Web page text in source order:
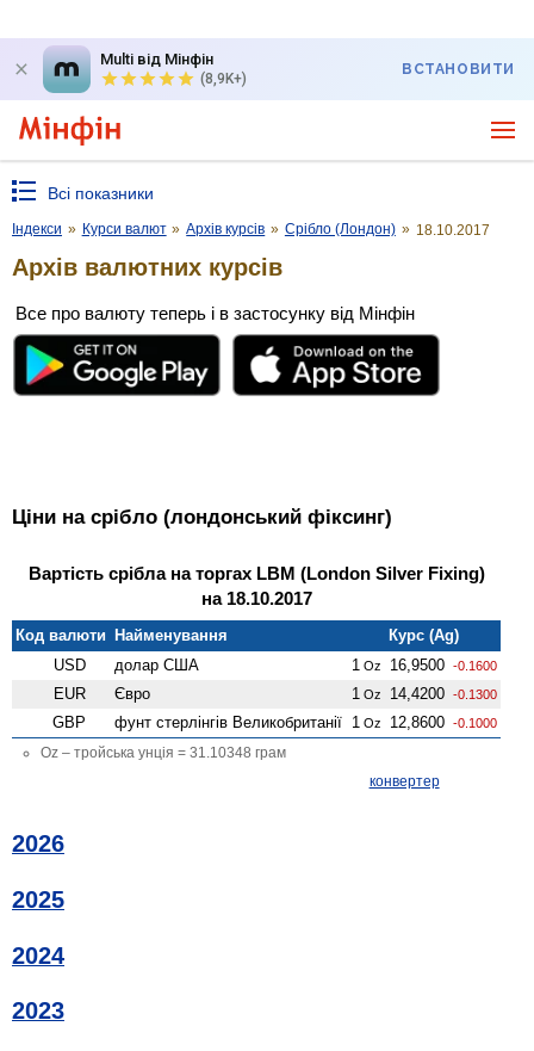
Multi від Мінфін
(8,9K+)
ВСТАНОВИТИ
Всі показники
Індекси » Курси валют » Архів курсів » Срібло (Лондон) » 18.10.2017
Архів валютних курсів
Все про валюту теперь і в застосунку від Мінфін
Ціни на срібло (лондонський фіксинг)
Вартість срібла на торгах LBM (London Silver Fixing)
на 18.10.2017
Код валюти Найменування
Курс (Ag)
USD
долар США 1 Oz 16,9500 -0.1600
EUR Євро 1 Oz 14,4200 -0.1300
GBP фунт стерлінгів Велико­британії 1 Oz 12,8600 -0.1000
Oz – тройська унція = 31.10348 грам
конвертер
2026
2025
2024
2023